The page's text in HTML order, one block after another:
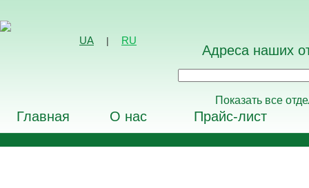
UA | RU
Адреса наших
Показать все
Главная О нас Прайс-лист